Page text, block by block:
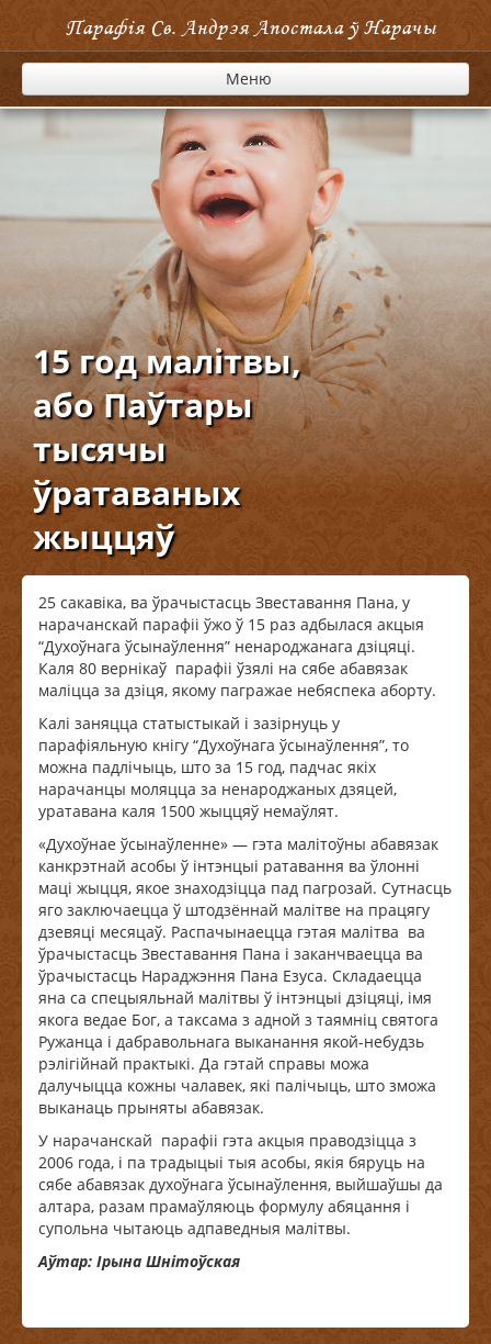
Парафія Cв. Андрэя Апостала ў Нарачы
Меню
15 год малітвы,
або Паўтары
тысячы
ўратаваных
жыццяў
25 сакавіка, ва ўрачыстасць Звеставання Пана, у
нарачанскай парафіі ўжо ў 15 раз адбылася акцыя
“Духоўнага ўсынаўлення” ненароджанага дзіцяці.
Каля 80 вернікаў парафіі ўзялі на сябе абавязак
маліцца за дзіця, якому пагражае небяспека аборту.
Калі заняцца статыстыкай і зазірнуць у
парафіяльную кнігу “Духоўнага ўсынаўлення”, то
можна падлічыць, што за 15 год, падчас якіх
нарачанцы моляцца за ненароджаных дзяцей,
уратавана каля 1500 жыццяў немаўлят.
«Духоўнае ўсынаўленне» — гэта малітоўны абавязак
канкрэтнай асобы ў інтэнцыі ратавання ва ўлонні
маці жыцця, якое знаходзіцца пад пагрозай. Сутнасць
яго заключаецца ў штодзённай малітве на працягу
дзевяці месяцаў. Распачынаецца гэтая малітва ва
ўрачыстасць Звеставання Пана і заканчваецца ва
ўрачыстасць Нараджэння Пана Езуса. Складаецца
яна са спецыяльнай малітвы ў інтэнцыі дзіцяці, імя
якога ведае Бог, а таксама з адной з таямніц святога
Ружанца і дабравольнага выканання якой-небудзь
рэлігійнай практыкі. Да гэтай справы можа
далучыцца кожны чалавек, які палічыць, што зможа
выканаць прыняты абавязак.
У нарачанскай парафіі гэта акцыя праводзіцца з
2006 года, і па традыцыі тыя асобы, якія бяруць на
сябе абавязак духоўнага ўсынаўлення, выйшаўшы да
алтара, разам прамаўляюць формулу абяцання і
супольна чытаюць адпаведныя малітвы.
Аўтар: Ірына Шнітоўская